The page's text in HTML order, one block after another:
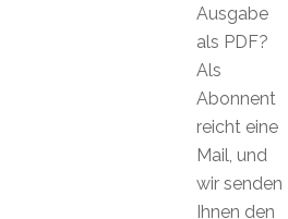
Ausgabe
als PDF?
Als
Abonnent
reicht eine
Mail, und
wir senden
Ihnen den